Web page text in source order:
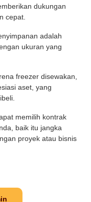
dukungan
cepat.
adalah
ukuran yang
freezer disewakan,
aset, yang
memilih kontrak
baik itu jangka
proyek atau bisnis